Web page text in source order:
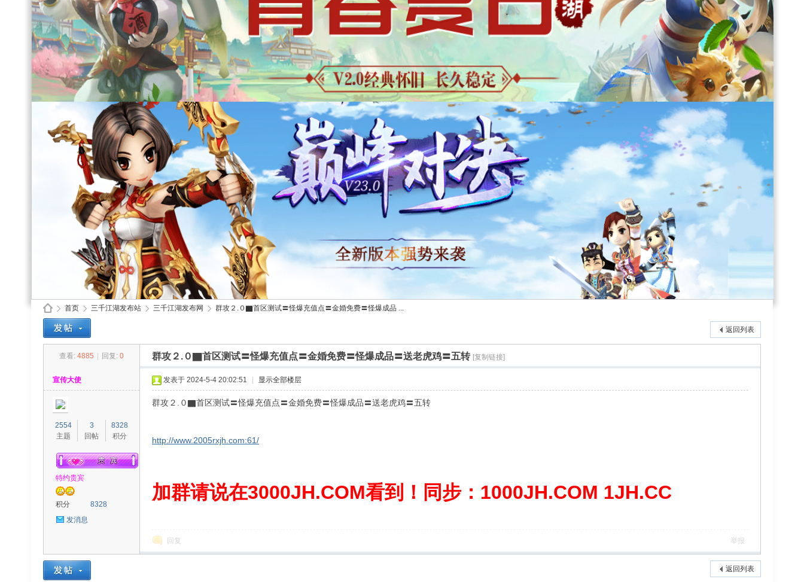
首页
›
三千江湖发布站 三千江湖发布网
›
群攻２.０▇首区测试〓怪爆充值点〓金婚免费〓怪爆成品 ...
返回列表
查看: 4885 回复: 0 群攻２.０▇首区测试〓怪爆充值点〓金婚免费〓怪爆成品〓送老虎鸡〓五转 [复制链接]
宣传大使
2554
主题
3
回帖
8328
积分
特约贵宾
积分
8328
发消息
发表于 2024-5-4 20:02:51 显示全部楼层
群攻２.０▇首区测试〓怪爆充值点〓金婚免费〓怪爆成品〓送老虎鸡〓五转
http://www.2005rxjh.com:61/
加群请说在3000JH.COM看到！同步：1000JH.COM 1JH.CC
回复 举报
返回列表